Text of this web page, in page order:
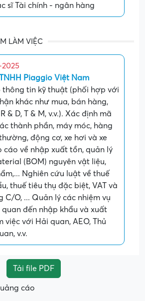
sĩ Tài chính - ngân hàng
LÀM VIỆC
Piaggio Việt Nam
thông tin kỹ thuật (phối hợp với
khác như mua, bán hàng,
& D, T & M, v.v.). Xác định mã
thành phần, máy móc, hàng
động cơ, xe hơi và xe
cáo về nhập xuất tồn, quản lý
(BOM) nguyên vật liệu,
Nghiên cứu luật về thuế
thuế tiêu thụ đặc biệt, VAT và
C/O, ... Quản lý các nhiệm vụ
quan đến nhập khẩu và xuất
việc với Hải quan, AEO, Thủ
v.v.
Tải file PDF
cáo